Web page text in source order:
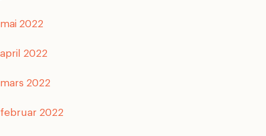
mai 2022
april 2022
mars 2022
februar 2022